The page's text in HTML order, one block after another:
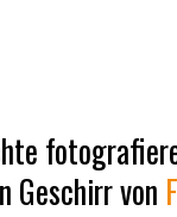
Geschirr von